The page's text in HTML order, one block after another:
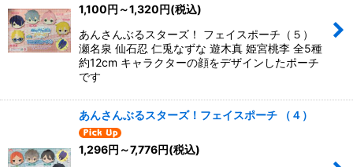
1,100円 ～1,320円(税込)
あんさんぶるスターズ！ フェイスポーチ（５）
瀬名泉 仙石忍 仁兎なずな 遊木真 姫宮桃李 全5種
約12cm キャラクターの顔をデザインしたポーチ
です
あんさんぶるスターズ！フェイスポーチ （４）
1,296円 ～7,776円(税込)